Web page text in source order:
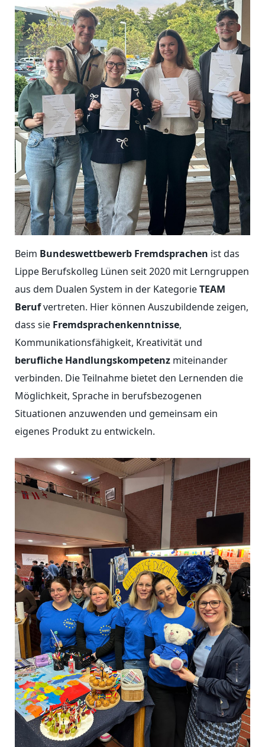
Beim Bundeswettbewerb Fremdsprachen ist das
Lippe Berufskolleg Lünen seit 2020 mit Lerngruppen
aus dem Dualen System in der KategorieTEAM
Berufvertreten. Hier können Auszubildende zeigen,
dass sie Fremdsprachenkenntnisse,
Kommunikationsfähigkeit, Kreativität und
berufliche Handlungskompetenz miteinander
verbinden. Die Teilnahme bietet den Lernenden die
Möglichkeit, Sprache in berufsbezogenen
Situationen anzuwenden und gemeinsam ein
eigenes Produkt zu entwickeln.